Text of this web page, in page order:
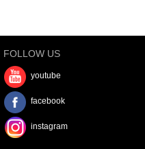
FOLLOW US
youtube
facebook
instagram